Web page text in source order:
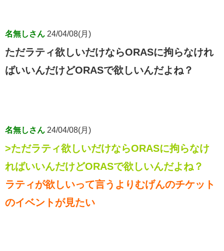
名無しさん 24/04/08(月)
ただラティ欲しいだけならORASに拘らなけれ
ばいいんだけどORASで欲しいんだよね？
名無しさん 24/04/08(月)
>ただラティ欲しいだけならORASに拘らなけ
ればいいんだけどORASで欲しいんだよね？
ラティが欲しいって言うよりむげんのチケット
のイベントが見たい